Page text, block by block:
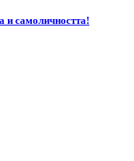
и самоличността!